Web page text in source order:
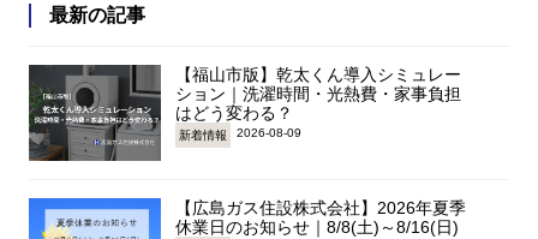
最新の記事
【福山市版】乾太くん導入シミュレー
ション｜洗濯時間・光熱費・家事負担
はどう変わる？
新着情報 2026-08-09
【広島ガス住設株式会社】2026年夏季
休業日のお知らせ｜8/8(土)～8/16(日)